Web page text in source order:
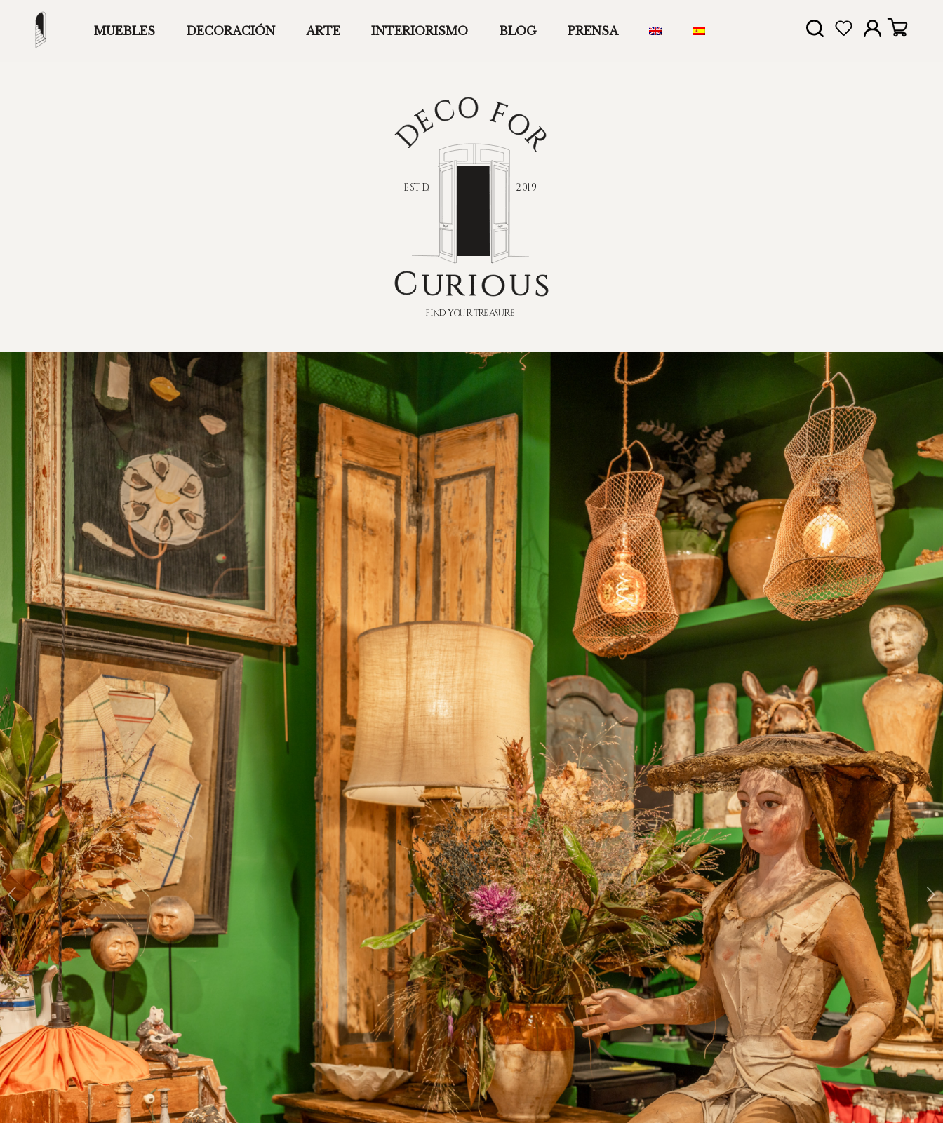
MUEBLES DECORACIÓN ARTE INTERIORISMO BLOG PRENSA
Posterior